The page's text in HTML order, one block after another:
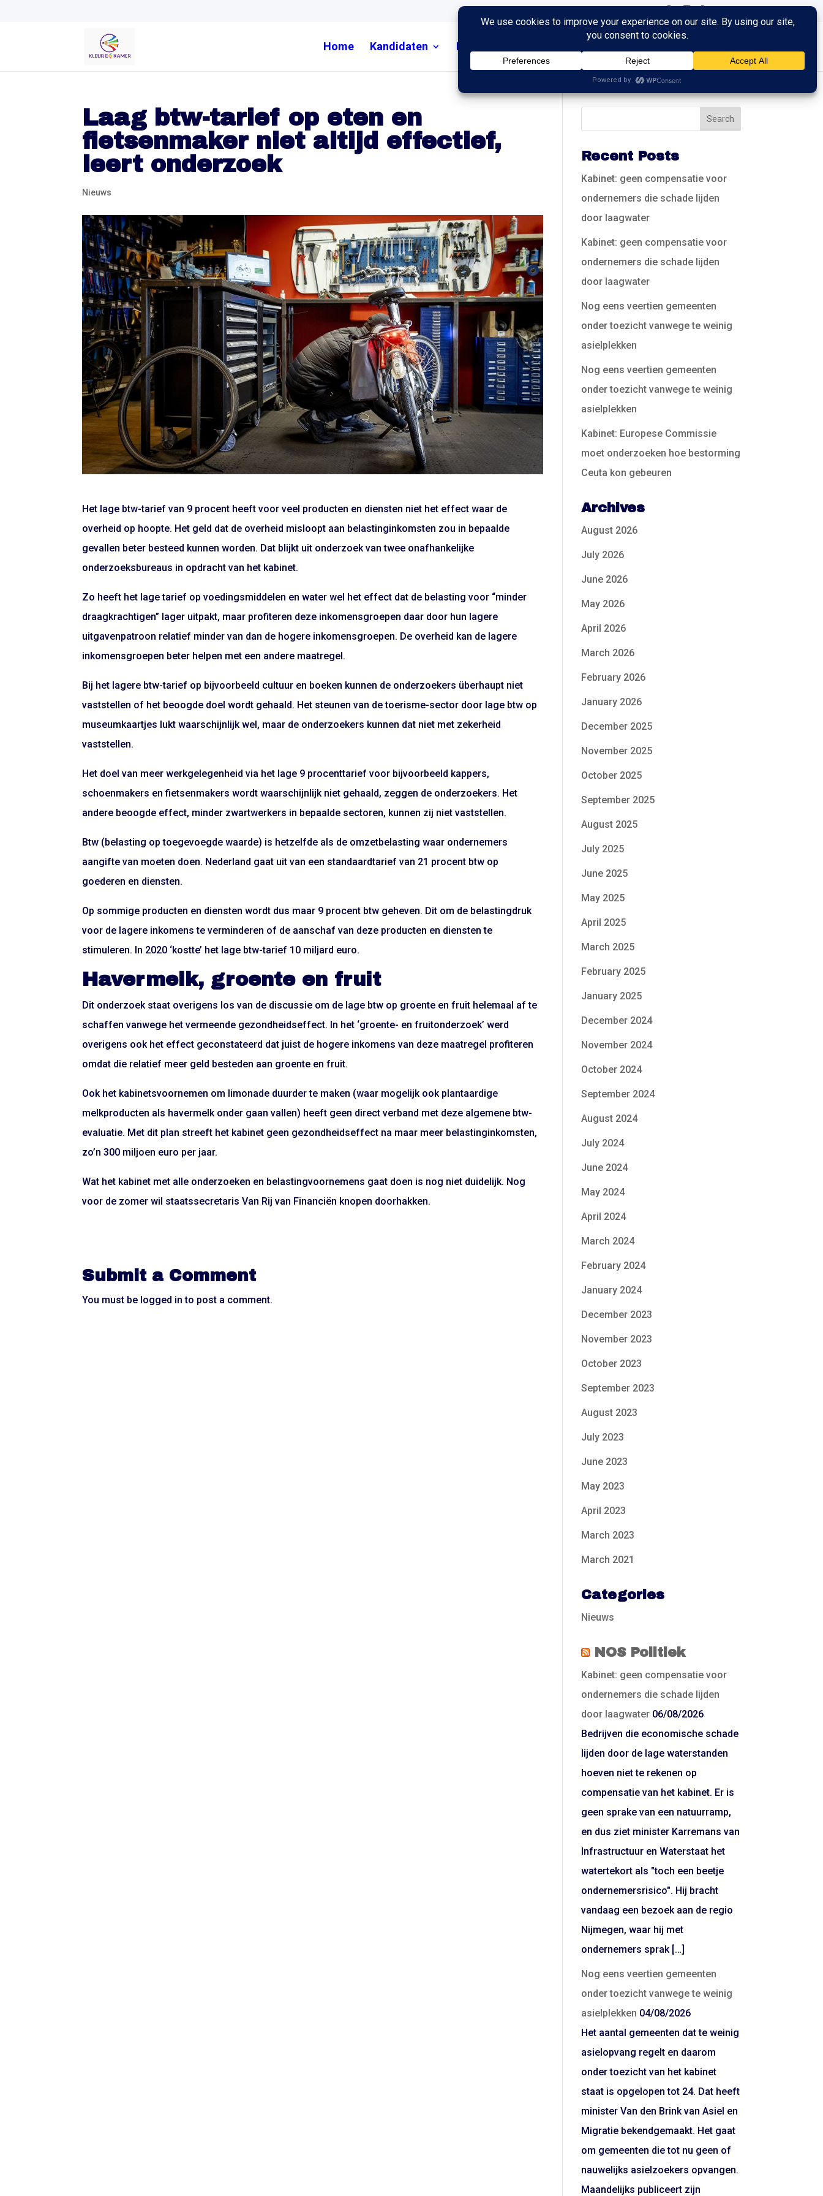
Home Kandidaten Nieuws
Laag btw-tarief op eten en
fietsenmaker niet altijd effectief,
leert onderzoek
Nieuws
Het lage btw-tarief van 9 procent heeft voor veel producten en diensten niet het effect waar de
overheid op hoopte. Het geld dat de overheid misloopt aan belastinginkomsten zou in bepaalde
gevallen beter besteed kunnen worden. Dat blijkt uit onderzoek van twee onafhankelijke
onderzoeksbureaus in opdracht van het kabinet.
Zo heeft het lage tarief op voedingsmiddelen en water wel het effect dat de belasting voor “minder
draagkrachtigen” lager uitpakt, maar profiteren deze inkomensgroepen daar door hun lagere
uitgavenpatroon relatief minder van dan de hogere inkomensgroepen. De overheid kan de lagere
inkomensgroepen beter helpen met een andere maatregel.
Bij het lagere btw-tarief op bijvoorbeeld cultuur en boeken kunnen de onderzoekers überhaupt niet
vaststellen of het beoogde doel wordt gehaald. Het steunen van de toerisme-sector door lage btw op
museumkaartjes lukt waarschijnlijk wel, maar de onderzoekers kunnen dat niet met zekerheid
vaststellen.
Het doel van meer werkgelegenheid via het lage 9 procenttarief voor bijvoorbeeld kappers,
schoenmakers en fietsenmakers wordt waarschijnlijk niet gehaald, zeggen de onderzoekers. Het
andere beoogde effect, minder zwartwerkers in bepaalde sectoren, kunnen zij niet vaststellen.
Btw (belasting op toegevoegde waarde) is hetzelfde als de omzetbelasting waar ondernemers
aangifte van moeten doen. Nederland gaat uit van een standaardtarief van 21 procent btw op
goederen en diensten.
Op sommige producten en diensten wordt dus maar 9 procent btw geheven. Dit om de belastingdruk
voor de lagere inkomens te verminderen of de aanschaf van deze producten en diensten te
stimuleren. In 2020 ‘kostte’ het lage btw-tarief 10 miljard euro.
Havermelk, groente en fruit
Dit onderzoek staat overigens los van de discussie om de lage btw op groente en fruit helemaal af te
schaffen vanwege het vermeende gezondheidseffect. In het ‘groente- en fruitonderzoek’ werd
overigens ook het effect geconstateerd dat juist de hogere inkomens van deze maatregel profiteren
omdat die relatief meer geld besteden aan groente en fruit.
Ook het kabinetsvoornemen om limonade duurder te maken (waar mogelijk ook plantaardige
melkproducten als havermelk onder gaan vallen) heeft geen direct verband met deze algemene btw-
evaluatie. Met dit plan streeft het kabinet geen gezondheidseffect na maar meer belastinginkomsten,
zo’n 300 miljoen euro per jaar.
Wat het kabinet met alle onderzoeken en belastingvoornemens gaat doen is nog niet duidelijk. Nog
voor de zomer wil staatssecretaris Van Rij van Financiën knopen doorhakken.
Submit a Comment
You must be logged in to post a comment.
Recent Posts
Kabinet: geen compensatie voor
ondernemers die schade lijden
door laagwater
Kabinet: geen compensatie voor
ondernemers die schade lijden
door laagwater
Nog eens veertien gemeenten
onder toezicht vanwege te weinig
asielplekken
Nog eens veertien gemeenten
onder toezicht vanwege te weinig
asielplekken
Kabinet: Europese Commissie
moet onderzoeken hoe bestorming
Ceuta kon gebeuren
Archives
August 2026
July 2026
June 2026
May 2026
April 2026
March 2026
February 2026
January 2026
December 2025
November 2025
October 2025
September 2025
August 2025
July 2025
June 2025
May 2025
April 2025
March 2025
February 2025
January 2025
December 2024
November 2024
October 2024
September 2024
August 2024
July 2024
June 2024
May 2024
April 2024
March 2024
February 2024
January 2024
December 2023
November 2023
October 2023
September 2023
August 2023
July 2023
June 2023
May 2023
April 2023
March 2023
March 2021
Categories
Nieuws
NOS Politiek
Kabinet: geen compensatie voor
ondernemers die schade lijden
door laagwater 06/08/2026
Bedrijven die economische schade
lijden door de lage waterstanden
hoeven niet te rekenen op
compensatie van het kabinet. Er is
geen sprake van een natuurramp,
en dus ziet minister Karremans van
Infrastructuur en Waterstaat het
watertekort als "toch een beetje
ondernemersrisico". Hij bracht
vandaag een bezoek aan de regio
Nijmegen, waar hij met
ondernemers sprak […]
Nog eens veertien gemeenten
onder toezicht vanwege te weinig
asielplekken 04/08/2026
Het aantal gemeenten dat te weinig
asielopvang regelt en daarom
onder toezicht van het kabinet
staat is opgelopen tot 24. Dat heeft
minister Van den Brink van Asiel en
Migratie bekendgemaakt. Het gaat
om gemeenten die tot nu geen of
nauwelijks asielzoekers opvangen.
Maandelijks publiceert zijn